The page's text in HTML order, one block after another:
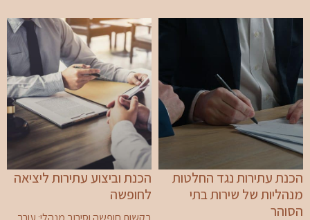
הכנת עתירות נגד החלטות
מנהליות של שירות בתי
הסוהר
הכנת וביצוע עתירות ליציאה
לחופשה